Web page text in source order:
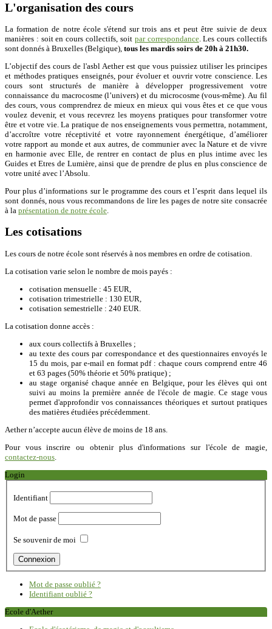
L'organisation des cours
La formation de notre école s'étend sur trois ans et peut être suivie de deux
manières : soit en cours collectifs, soit par correspondance. Les cours collectifs
sont donnés à Bruxelles (Belgique), tous les mardis soirs de 20h à 21h30.
L’objectif des cours de l'asbl Aether est que vous puissiez utiliser les principes
et méthodes pratiques enseignés, pour évoluer et ouvrir votre conscience. Les
cours sont structurés de manière à développer progressivement votre
connaissance du macrocosme (l’univers) et du microcosme (vous-même). Au fil
des cours, vous comprendrez de mieux en mieux qui vous êtes et ce que vous
voulez devenir, et vous recevrez les moyens pratiques pour transformer votre
être et votre vie. La pratique de nos enseignements vous permettra, notamment,
d’accroître votre réceptivité et votre rayonnement énergétique, d’améliorer
votre rapport au monde et aux autres, de communier avec la Nature et de vivre
en harmonie avec Elle, de rentrer en contact de plus en plus intime avec les
Guides et Etres de Lumière, ainsi que de prendre de plus en plus conscience de
votre unité avec l’Absolu.
Pour plus d’informations sur le programme des cours et l’esprit dans lequel ils
sont donnés, nous vous recommandons de lire les pages de notre site consacrée
à la présentation de notre école.
Les cotisations
Les cours de notre école sont réservés à nos membres en ordre de cotisation.
La cotisation varie selon le nombre de mois payés :
cotisation mensuelle : 45 EUR,
cotisation trimestrielle : 130 EUR,
cotisation semestrielle : 240 EUR.
La cotisation donne accès :
aux cours collectifs à Bruxelles ;
au texte des cours par correspondance et des questionnaires envoyés le
15 du mois, par e-mail en format pdf : chaque cours comprend entre 46
et 63 pages (50% théorie et 50% pratique) ;
au stage organisé chaque année en Belgique, pour les élèves qui ont
suivi au moins la première année de l'école de magie. Ce stage vous
permet d'approfondir vos connaissances théoriques et surtout pratiques
des matières étudiées précédemment.
Aether n’accepte aucun élève de moins de 18 ans.
Pour vous inscrire ou obtenir plus d'informations sur l'école de magie,
contactez-nous
Login
Identifiant
Mot de passe
Se souvenir de moi
Mot de passe oublié ?
Identifiant oublié ?
Ecole d'Aether